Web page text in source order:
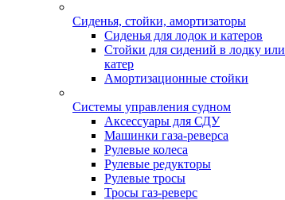
Сиденья, стойки, амортизаторы
Сиденья для лодок и катеров
Стойки для сидений в лодку или
катер
Амортизационные стойки
Системы управления судном
Аксессуары для СДУ
Машинки газа-реверса
Рулевые колеса
Рулевые редукторы
Рулевые тросы
Тросы газ-реверс